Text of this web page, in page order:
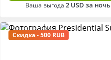
Ваша выгода 2 USD за ночь
Скидка - 500 RUB